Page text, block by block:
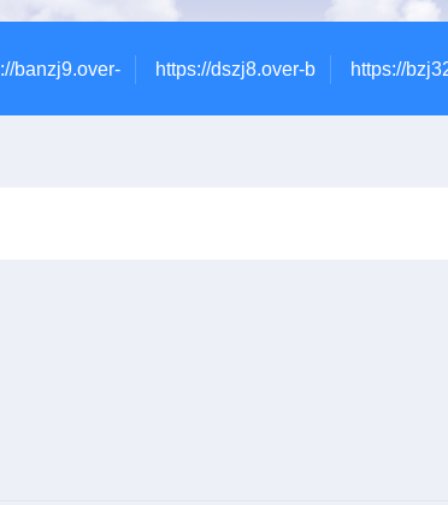
banzj9.over- https://dszj8.over-b https://